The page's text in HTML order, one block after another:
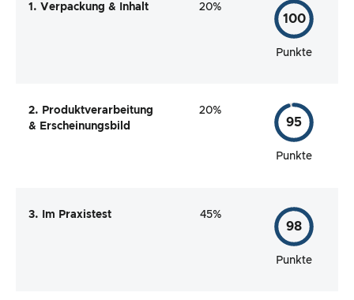
1. Verpackung & Inhalt 20%
100
Punkte
2. Produktverarbeitung
& Erscheinungsbild
20%
95
Punkte
3. Im Praxistest 45%
98
Punkte